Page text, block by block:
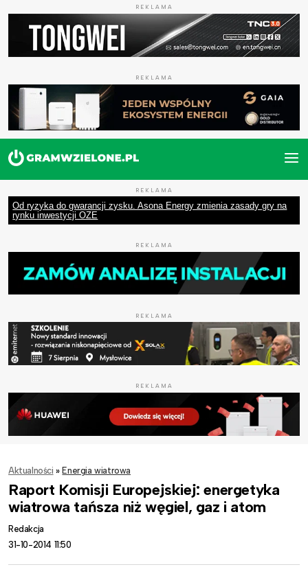
REKLAMA
REKLAMA
REKLAMA
Od ryzyka do gwarancji zysku. Asona Energy zmienia zasady gry na
rynku inwestycji OZE
REKLAMA
REKLAMA
REKLAMA
Aktualności » Energia wiatrowa
Raport Komisji Europejskiej: energetyka
wiatrowa tańsza niż węgiel, gaz i atom
Redakcja
31-10-2014 11:50